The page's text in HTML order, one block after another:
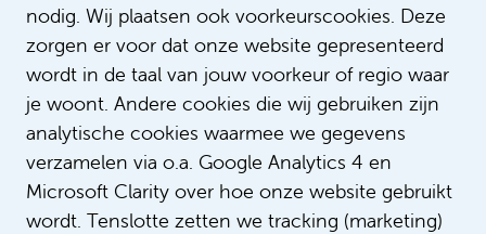
nodig. Wij plaatsen ook voorkeurscookies. Deze
zorgen er voor dat onze website gepresenteerd
wordt in de taal van jouw voorkeur of regio waar
je woont. Andere cookies die wij gebruiken zijn
analytische cookies waarmee we gegevens
verzamelen via o.a. Google Analytics 4 en
Microsoft Clarity over hoe onze website gebruikt
wordt. Tenslotte zetten we tracking (marketing)